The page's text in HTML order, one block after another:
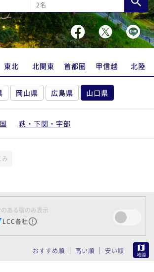
2名
東北 北関東 首都圏 甲信越 北陸
岡山県 広島県 山口県
萩・下関・宇部
み
ある宿のみ表示
LCC各社
おすすめ順 高い順 安い順